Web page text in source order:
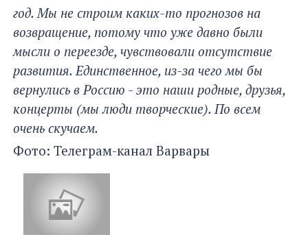
год. Мы не строим каких-то прогнозов на
возвращение, потому что уже давно были
мысли о переезде, чувствовали отсутствие
развития. Единственное, из-за чего мы бы
вернулись в Россию - это наши родные, друзья,
концерты (мы люди творческие). По всем
очень скучаем.
Фото: Телеграм-канал Варвары